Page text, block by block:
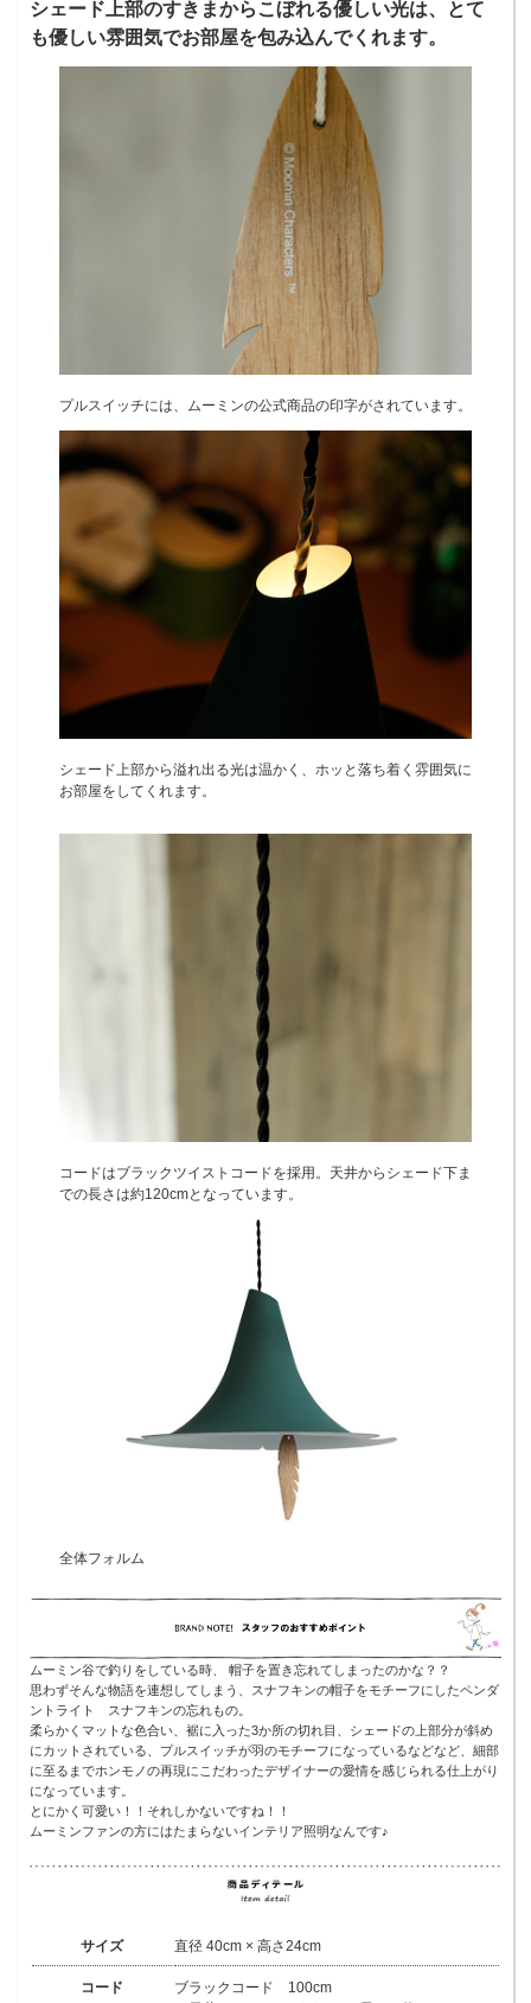
シェード上部のすきまからこぼれる優しい光は、とて
も優しい雰囲気でお部屋を包み込んでくれます。
プルスイッチには、ムーミンの公式商品の印字がされています。
シェード上部から溢れ出る光は温かく、ホッと落ち着く雰囲気に
お部屋をしてくれます。
コードはブラックツイストコードを採用。天井からシェード下ま
での長さは約120cmとなっています。
全体フォルム
ムーミン谷で釣りをしている時、 帽子を置き忘れてしまったのかな？？
思わずそんな物語を連想してしまう、スナフキンの帽子をモチーフにしたペンダ
ントライト スナフキンの忘れもの。
柔らかくマットな色合い、裾に入った3か所の切れ目、シェードの上部分が斜め
にカットされている、プルスイッチが羽のモチーフになっているなどなど、細部
に至るまでホンモノの再現にこだわったデザイナーの愛情を感じられる仕上がり
になっています。
とにかく可愛い！！それしかないですね！！
ムーミンファンの方にはたまらないインテリア照明なんです♪
サイズ 直径 40cm × 高さ24cm
コード
ブラックコード 100cm